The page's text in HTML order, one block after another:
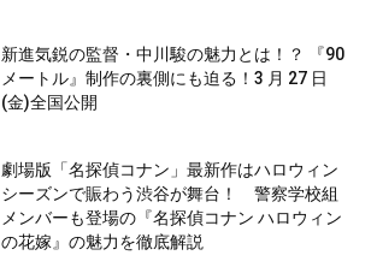
新進気鋭の監督・中川駿の魅力とは！？ 『90
メートル』制作の裏側にも迫る！3 月 27 日
(金)全国公開
劇場版「名探偵コナン」最新作はハロウィン
シーズンで賑わう渋谷が舞台！ 警察学校組
メンバーも登場の『名探偵コナン ハロウィン
の花嫁』の魅力を徹底解説